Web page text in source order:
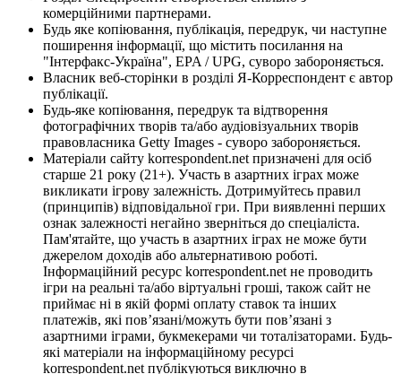
комерційними партнерами.
Будь яке копіювання, публікація, передрук, чи наступне
поширення інформації, що містить посилання на
"Інтерфакс-Україна", EPA / UPG, суворо забороняється.
Власник веб-сторінки в розділі Я-Корреспондент є автор
публікації.
Будь-яке копіювання, передрук та відтворення
фотографічних творів та/або аудіовізуальних творів
правовласника Getty Images - суворо забороняється.
Матеріали сайту korrespondent.net призначені для осіб
старше 21 року (21+). Участь в азартних іграх може
викликати ігрову залежність. Дотримуйтесь правил
(принципів) відповідальної гри. При виявленні перших
ознак залежності негайно зверніться до спеціаліста.
Пам'ятайте, що участь в азартних іграх не може бути
джерелом доходів або альтернативою роботі.
Інформаційний ресурс korrespondent.net не проводить
ігри на реальні та/або віртуальні гроші, також сайт не
приймає ні в якій формі оплату ставок та інших
платежів, які пов’язані/можуть бути пов’язані з
азартними іграми, букмекерами чи тоталізаторами. Будь-
які матеріали на інформаційному ресурсі
korrespondent.net публікуються виключно в